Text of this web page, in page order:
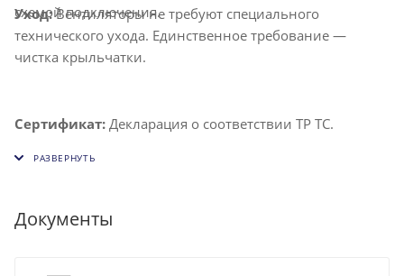
схемой подключения.
Уход:Вентиляторы не требуют специального
технического ухода. Единственное требование —
чистка крыльчатки.
Сертификат: Декларация о соответствии ТР ТС.
Документы